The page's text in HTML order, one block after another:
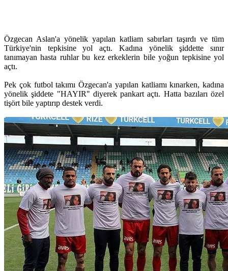
Özgecan Aslan'a yönelik yapılan katliam sabırları taşırdı ve tüm
Türkiye'nin tepkisine yol açtı. Kadına yönelik şiddette sınır
tanımayan hasta ruhlar bu kez erkeklerin bile yoğun tepkisine yol
açtı.
Pek çok futbol takımı Özgecan'a yapılan katliamı kınarken, kadına
yönelik şiddete "HAYIR" diyerek pankart açtı. Hatta bazıları özel
tişört bile yaptırıp destek verdi.